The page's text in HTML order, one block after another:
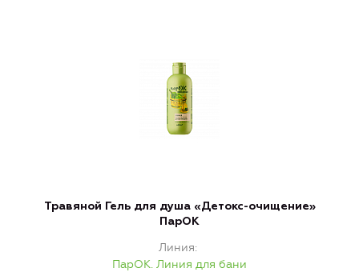
Травяной Гель для душа «Детокс-очищение»
ПарОК
Линия
ПарОК. Линия для бани